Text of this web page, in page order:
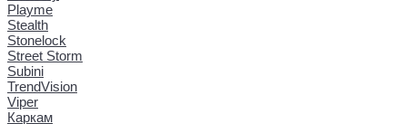
Playme
Stealth
Stonelock
Street Storm
Subini
TrendVision
Viper
Каркам